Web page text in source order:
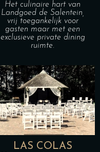
Het culinaire hart van
Landgoed de Salentein,
vrij toegankelijk voor
gasten maar met een
exclusieve private dining
ruimte.
LAS COLAS